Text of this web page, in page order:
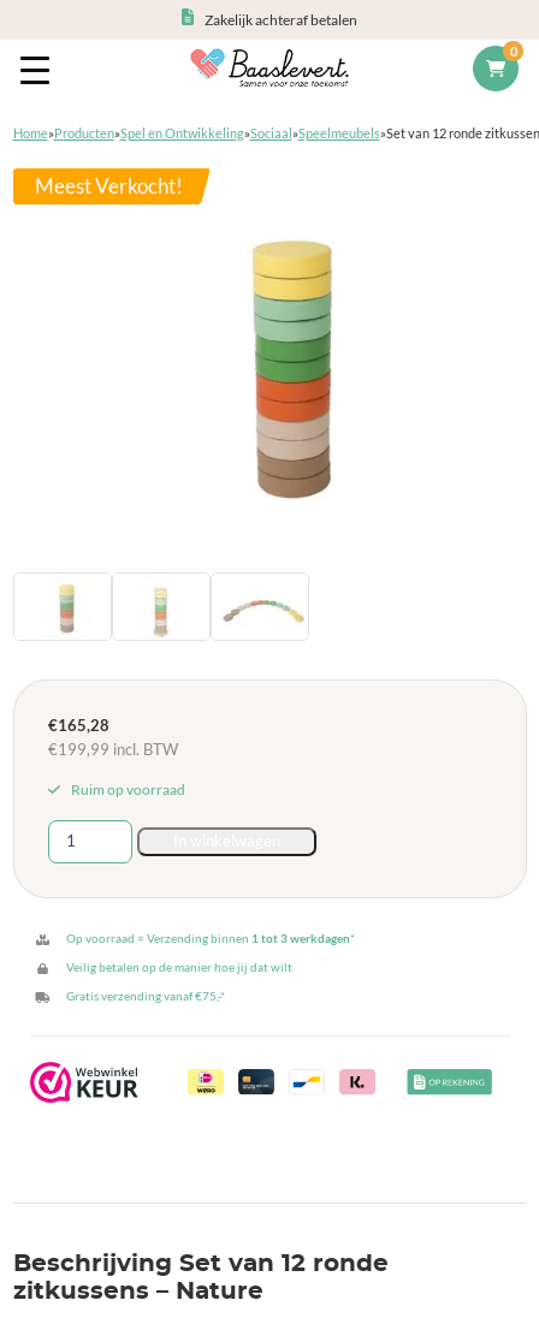
0
Zakelijk achteraf betalen
Home»Producten»Spel en Ontwikkeling»Sociaal»Speelmeubels»Set van 12 ronde
Meest Verkocht!
€165,28
€199,99 incl. BTW
Ruim op voorraad
Set
van
ronde
-
Nature
aantal
Op voorraad = Verzending binnen 1 tot 3 werkdagen*
Veilig betalen op de manier hoe jij dat wilt
Gratis verzending vanaf €75,-*
Beschrijving Set van 12 ronde
zitkussens – Nature